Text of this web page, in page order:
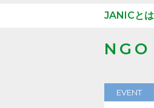
JANICとは
NGO
EVENT